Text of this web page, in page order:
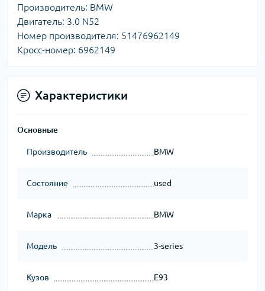
Производитель: BMW
Двигатель: 3.0 N52
Номер производителя: 51476962149
Кросс-номер: 6962149
Характеристики
Основные
Производитель BMW
Состояние used
Марка BMW
Модель 3-series
Кузов E93